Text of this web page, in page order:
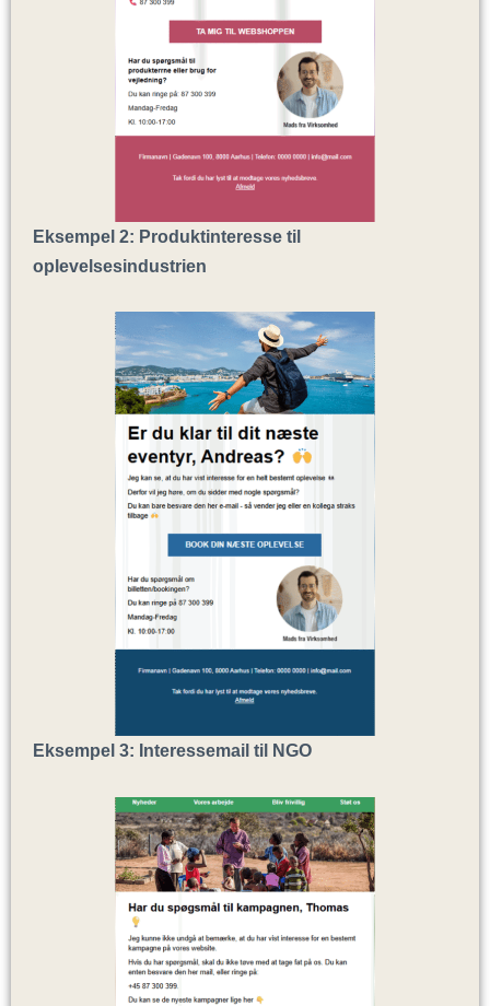
Eksempel 2: Produktinteresse til
oplevelsesindustrien
Eksempel 3: Interessemail til NGO